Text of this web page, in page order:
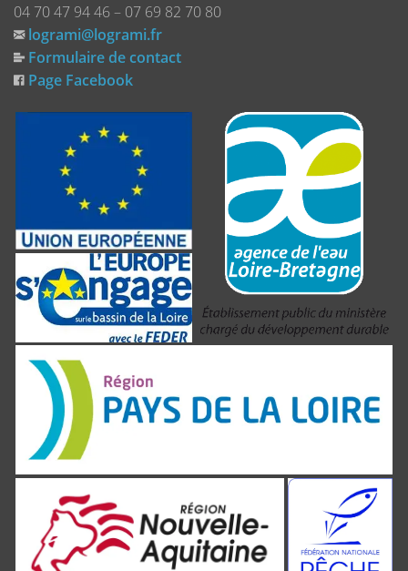
04 70 47 94 46 – 07 69 82 70 80
logrami@logrami.fr
Formulaire de contact
Page Facebook